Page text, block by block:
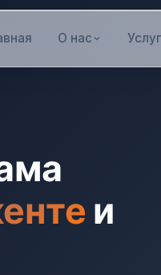
О нас
и